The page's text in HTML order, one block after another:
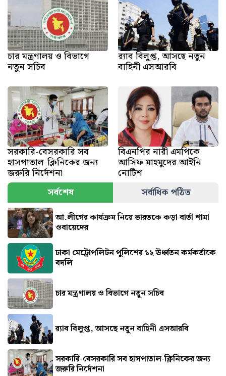
চার মন্ত্রণালয় ও বিভাগে
নতুন সচিব
র‍্যাব বিলুপ্ত, আসছে নতুন
বাহিনী এসআরবি
সরকারি-বেসরকারি সব
হাসপাতাল-ক্লিনিকের জন্য
জরুরি নির্দেশনা
বিএনপির নারী এমপিকে
আসিফ মাহমুদের আইনি
নোটিশ
সর্বশেষ
সর্বাধিক পঠিত
আ.লীগের কার্যক্রম নিয়ে ভারতকে কড়া বার্তা শামা
ওবায়েদের
ঢাকা মেট্রোপলিটন পুলিশের ১২ ঊর্ধ্বতন কর্মকর্তাকে
বদলি
চার মন্ত্রণালয় ও বিভাগে নতুন সচিব
র‍্যাব বিলুপ্ত, আসছে নতুন বাহিনী এসআরবি
সরকারি-বেসরকারি সব হাসপাতাল-ক্লিনিকের জন্য
জরুরি নির্দেশনা